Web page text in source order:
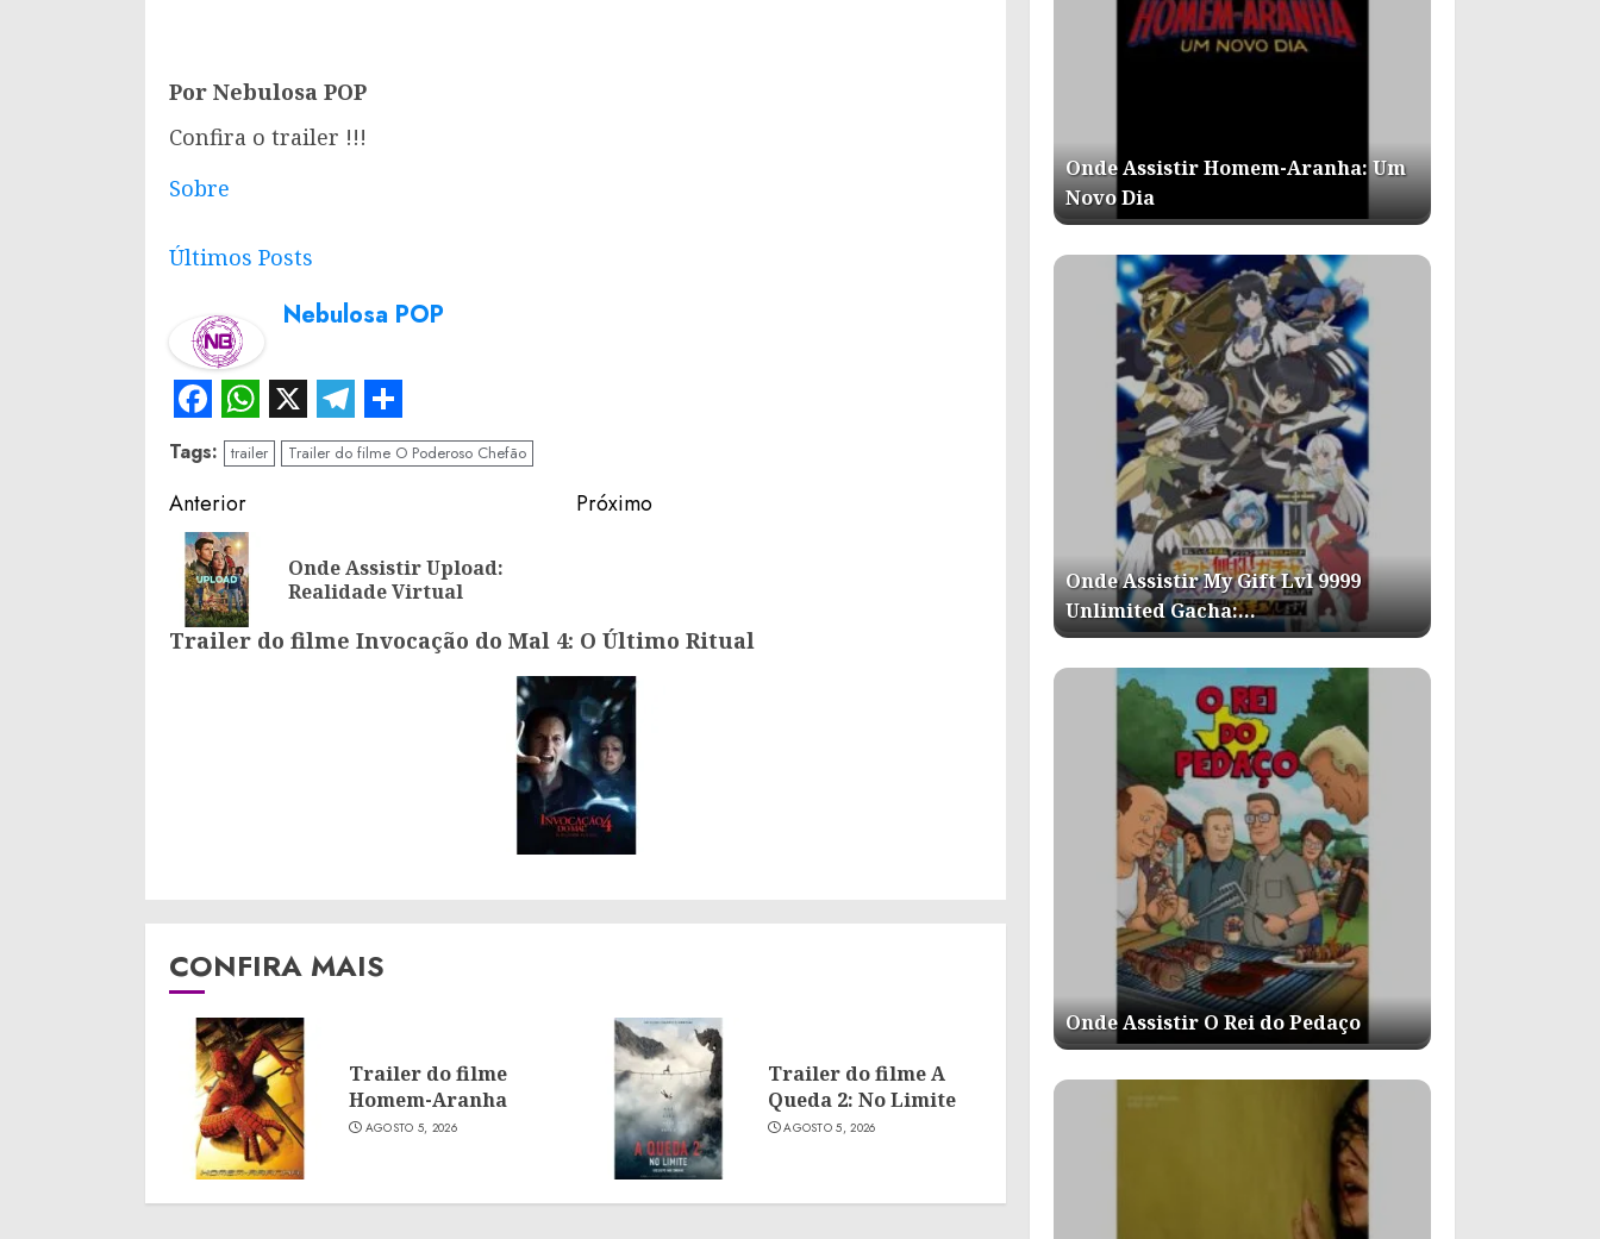
Por Nebulosa POP
Confira o trailer !!!
Sobre
Últimos Posts
Nebulosa POP
Facebook
WhatsApp
X Telegram
Share
Tags: trailer Trailer do filme O Poderoso Chefão
Continue
Reading
Anterior
Onde Assistir Upload:
Realidade Virtual
Próximo
Trailer do filme Invocação do Mal 4: O Último Ritual
CONFIRA MAIS
Trailer do filme
Homem-Aranha
AGOSTO 5, 2026
Trailer do filme A
Queda 2: No Limite
AGOSTO 5, 2026
Onde Assistir Homem-Aranha: Um
Novo Dia
Onde Assistir My Gift Lvl 9999
Unlimited Gacha:…
Onde Assistir O Rei do Pedaço